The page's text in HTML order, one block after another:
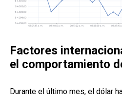
Factores
el comportamiento
Durante el último mes, el dólar